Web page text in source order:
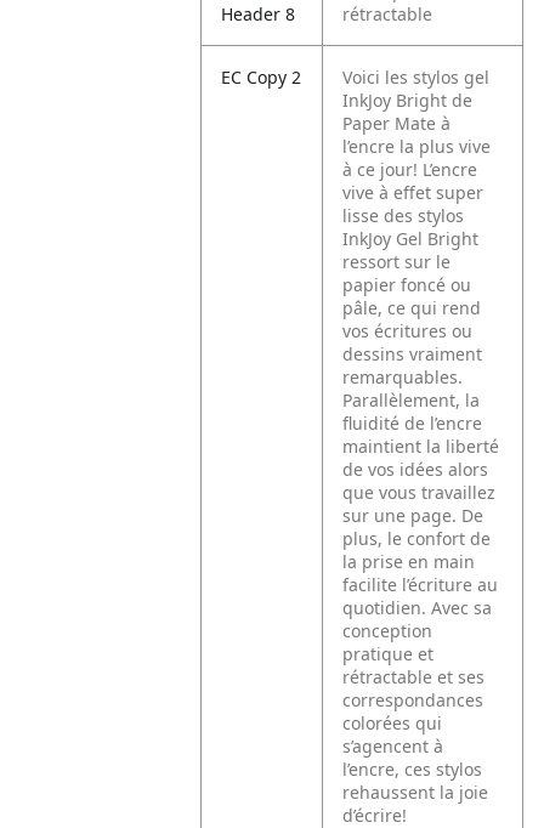
Header 8
rétractable
EC Copy 2
Voici les stylos gel
InkJoy Bright de
Paper Mate à
l’encre la plus vive
à ce jour! L’encre
vive à effet super
lisse des stylos
InkJoy Gel Bright
ressort sur le
papier foncé ou
pâle, ce qui rend
vos écritures ou
dessins vraiment
remarquables.
Parallèlement, la
fluidité de l’encre
maintient la liberté
de vos idées alors
que vous travaillez
sur une page. De
plus, le confort de
la prise en main
facilite l’écriture au
quotidien. Avec sa
conception
pratique et
rétractable et ses
correspondances
colorées qui
s’agencent à
l’encre, ces stylos
rehaussent la joie
d’écrire!